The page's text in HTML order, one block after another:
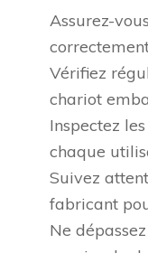
Assurez-
Vérifiez
chariot
Inspectez
chaque
Suivez
fabricant
Ne